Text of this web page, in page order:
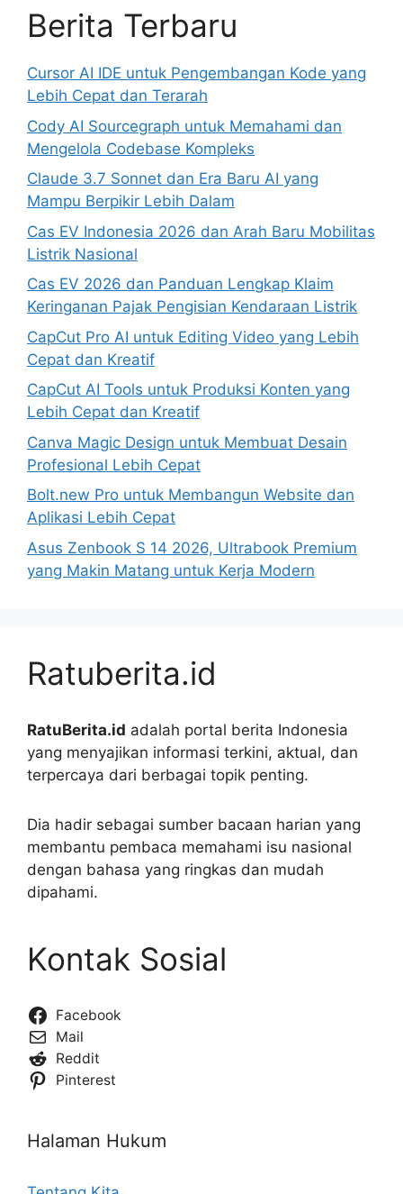
Berita Terbaru
Cursor AI IDE untuk Pengembangan Kode yang
Lebih Cepat dan Terarah
Cody AI Sourcegraph untuk Memahami dan
Mengelola Codebase Kompleks
Claude 3.7 Sonnet dan Era Baru AI yang
Mampu Berpikir Lebih Dalam
Cas EV Indonesia 2026 dan Arah Baru Mobilitas
Listrik Nasional
Cas EV 2026 dan Panduan Lengkap Klaim
Keringanan Pajak Pengisian Kendaraan Listrik
CapCut Pro AI untuk Editing Video yang Lebih
Cepat dan Kreatif
CapCut AI Tools untuk Produksi Konten yang
Lebih Cepat dan Kreatif
Canva Magic Design untuk Membuat Desain
Profesional Lebih Cepat
Bolt.new Pro untuk Membangun Website dan
Aplikasi Lebih Cepat
Asus Zenbook S 14 2026, Ultrabook Premium
yang Makin Matang untuk Kerja Modern
Ratuberita.id
RatuBerita.id adalah portal berita Indonesia
yang menyajikan informasi terkini, aktual, dan
terpercaya dari berbagai topik penting.
Dia hadir sebagai sumber bacaan harian yang
membantu pembaca memahami isu nasional
dengan bahasa yang ringkas dan mudah
dipahami.
Kontak Sosial
Facebook
Mail
Reddit
Pinterest
Halaman Hukum